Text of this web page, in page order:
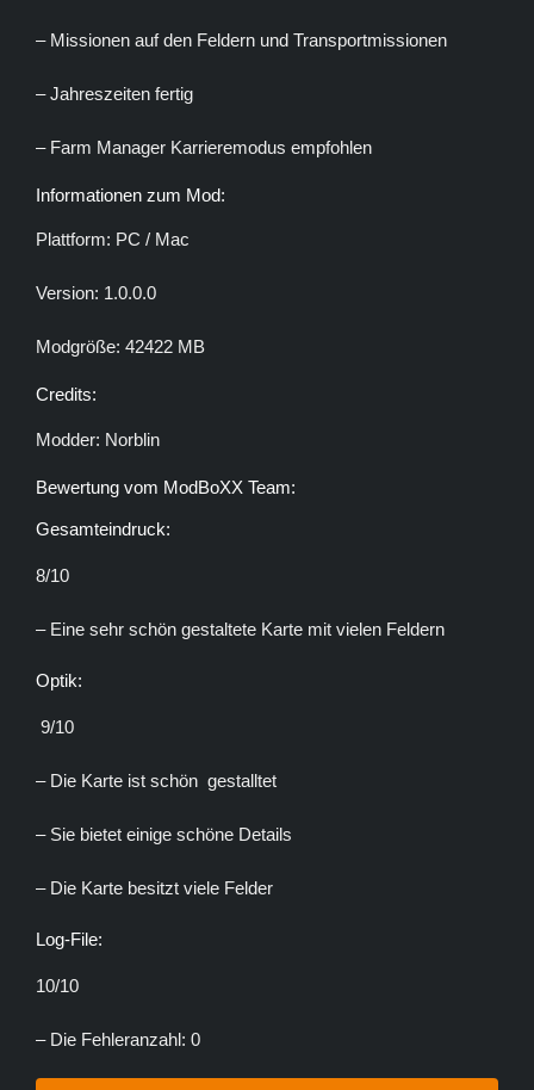
– Missionen auf den Feldern und Transportmissionen
– Jahreszeiten fertig
– Farm Manager Karrieremodus empfohlen
Informationen zum Mod:
Plattform: PC / Mac
Version: 1.0.0.0
Modgröße: 42422 MB
Credits:
Modder: Norblin
Bewertung vom ModBoXX Team:
Gesamteindruck:
8/10
– Eine sehr schön gestaltete Karte mit vielen Feldern
Optik:
9/10
– Die Karte ist schön gestalltet
– Sie bietet einige schöne Details
– Die Karte besitzt viele Felder
Log-File:
10/10
– Die Fehleranzahl: 0